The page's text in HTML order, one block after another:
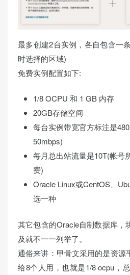
最多创建2台实例，各自包含一
时选择的区域)
免费实例配置如下:
1/8 OCPU 和 1 GB 内存
20GB存储空间
每台实例带宽官方标注是
50mbps)
每月总出站流量是10T(帐号
费)
Oracle Linux或CentOS、
选一种
其它包含的Oracle自制数据库，
及就不一一列举了。
通俗来讲：甲骨文采用的是资源
给8个人用，也就是1/8 ocpu，